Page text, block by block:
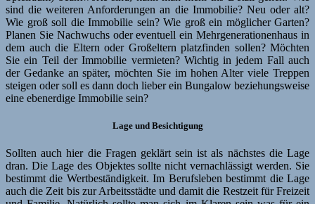
sind die weiteren Anforderungen an die Immobilie? Neu oder alt?
Wie groß soll die Immobilie sein? Wie groß ein möglicher Garten?
Planen Sie Nachwuchs oder eventuell ein Mehrgenerationenhaus in
dem auch die Eltern oder Großeltern platzfinden sollen? Möchten
Sie ein Teil der Immobilie vermieten? Wichtig in jedem Fall auch
der Gedanke an später, möchten Sie im hohen Alter viele Treppen
steigen oder soll es dann doch lieber ein Bungalow beziehungsweise
eine ebenerdige Immobilie sein?
Lage und Besichtigung
Sollten auch hier die Fragen geklärt sein ist als nächstes die Lage
dran. Die Lage des Objektes sollte nicht vernachlässigt werden. Sie
bestimmt die Wertbeständigkeit. Im Berufsleben bestimmt die Lage
auch die Zeit bis zur Arbeitsstädte und damit die Restzeit für Freizeit